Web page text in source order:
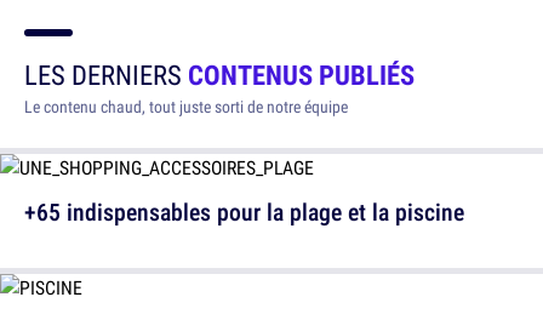
LES DERNIERS CONTENUS PUBLIÉS
Le contenu chaud, tout juste sorti de notre équipe
+65 indispensables pour la plage et la piscine